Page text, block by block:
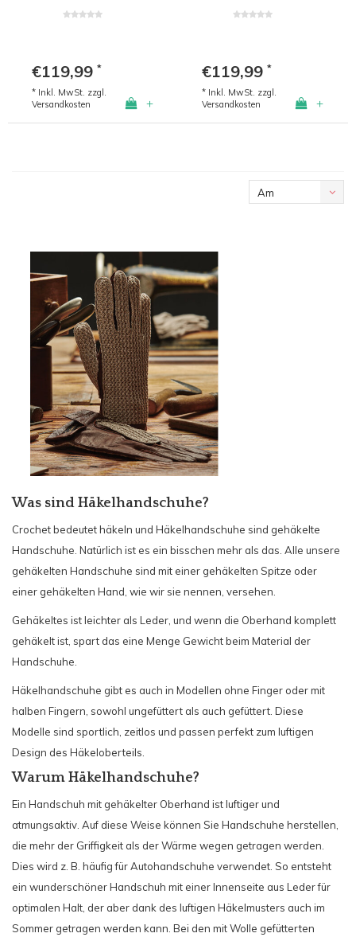
€119,99 *
* Inkl. MwSt. zzgl.
Versandkosten
+
€119,99 *
* Inkl. MwSt. zzgl.
Versandkosten
+
Am
Was sind Häkelhandschuhe?
Crochet bedeutet häkeln und Häkelhandschuhe sind gehäkelte
Handschuhe. Natürlich ist es ein bisschen mehr als das. Alle unsere
gehäkelten Handschuhe sind mit einer gehäkelten Spitze oder
einer gehäkelten Hand, wie wir sie nennen, versehen.
Gehäkeltes ist leichter als Leder, und wenn die Oberhand komplett
gehäkelt ist, spart das eine Menge Gewicht beim Material der
Handschuhe.
Häkelhandschuhe gibt es auch in Modellen ohne Finger oder mit
halben Fingern, sowohl ungefüttert als auch gefüttert. Diese
Modelle sind sportlich, zeitlos und passen perfekt zum luftigen
Design des Häkeloberteils.
Warum Häkelhandschuhe?
Ein Handschuh mit gehäkelter Oberhand ist luftiger und
atmungsaktiv. Auf diese Weise können Sie Handschuhe herstellen,
die mehr der Griffigkeit als der Wärme wegen getragen werden.
Dies wird z. B. häufig für Autohandschuhe verwendet. So entsteht
ein wunderschöner Handschuh mit einer Innenseite aus Leder für
optimalen Halt, der aber dank des luftigen Häkelmusters auch im
Sommer getragen werden kann. Bei den mit Wolle gefütterten